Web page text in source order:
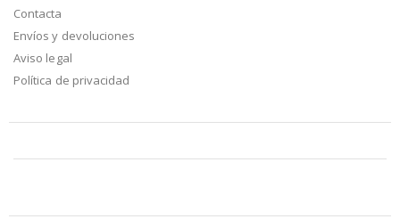
Contacta
Envíos y devoluciones
Aviso legal
Política de privacidad